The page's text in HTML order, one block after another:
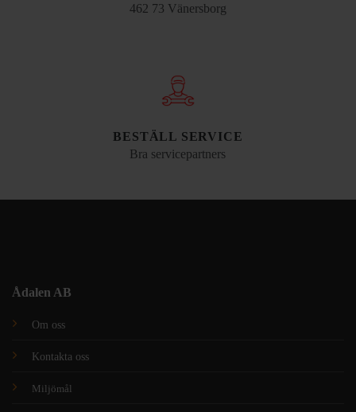
462 73 Vänersborg
BESTÄLL SERVICE
Bra servicepartners
Ådalen AB
Om oss
Kontakta oss
Miljömål